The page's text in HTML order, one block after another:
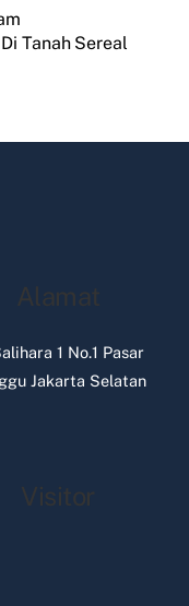
Tanah Sereal
Alamat
1 No.1 Pasar
Jakarta Selatan
Visitor